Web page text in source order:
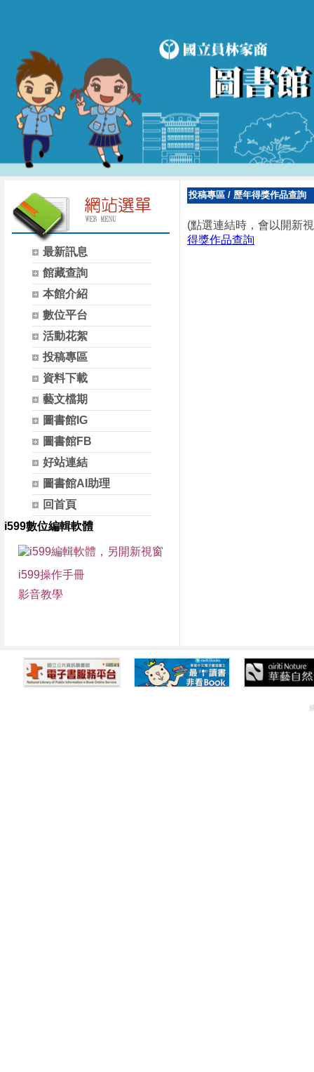
最新訊息
館藏查詢
本館介紹
數位平台
活動花絮
投稿專區
資料下載
藝文檔期
圖書館IG
圖書館FB
好站連結
圖書館AI助理
回首頁
i599數位編輯軟體
i599操作手冊
影音教學
投稿專區 / 歷年得獎作品查詢
(點選連結時，會以開新
得獎作品查詢